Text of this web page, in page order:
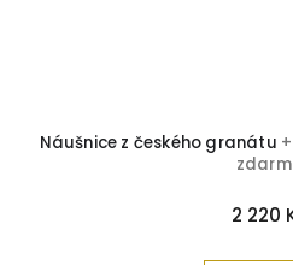
Náušnice z českého granátu
2 220